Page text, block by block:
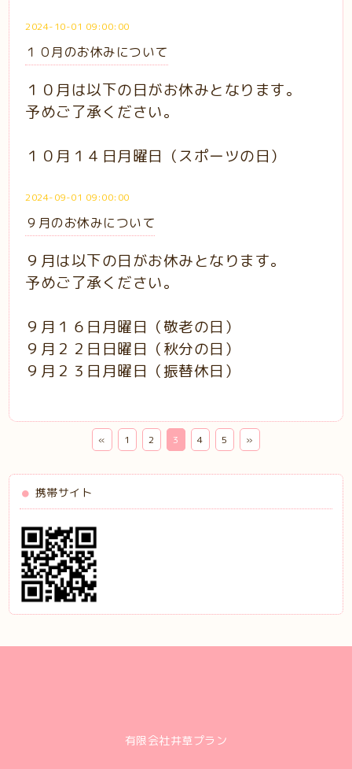
2024-10-01 09:00:00
１０月のお休みについて
１０月は以下の日がお休みとなります。
予めご了承ください。
１０月１４日月曜日（スポーツの日）
2024-09-01 09:00:00
９月のお休みについて
９月は以下の日がお休みとなります。
予めご了承ください。
９月１６日月曜日（敬老の日）
９月２２日日曜日（秋分の日）
９月２３日月曜日（振替休日）
« 1 2 3 4 5 »
携帯サイト
有限会社井草プラン